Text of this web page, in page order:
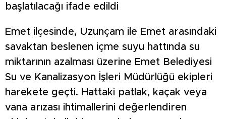
başlatılacağı ifade edildi
Emet ilçesinde, Uzunçam ile Emet arasındaki
savaktan beslenen içme suyu hattında su
miktarının azalması üzerine Emet Belediyesi
Su ve Kanalizasyon İşleri Müdürlüğü ekipleri
harekete geçti. Hattaki patlak, kaçak veya
vana arızası ihtimallerini değerlendiren